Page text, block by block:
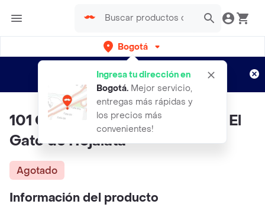
Bogotá
Ingresa tu dirección en
Bogotá. Mejor servicio,
entregas más rápidas y
los precios más
convenientes!
envíos gratis por semanas
Aplican TyC
101 Cuentos Cortos Para Soñar El
Gato de Hojalata
Agotado
Información del producto